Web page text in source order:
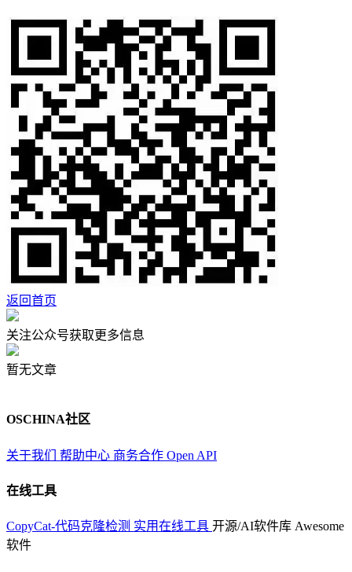
返回首页
关注公众号获取更多信息
暂无文章
OSCHINA社区
关于我们 帮助中心 商务合作 Open API
在线工具
CopyCat-代码克隆检测 实用在线工具 开源/AI软件库 Awesome
软件